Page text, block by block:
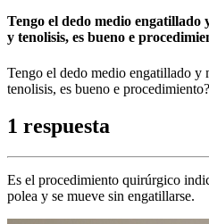
Tengo el dedo medio engatillado
y tenolisis, es bueno e
Tengo el dedo medio engatillado y
tenolisis, es bueno e procedimiento?
1 respuesta
Es el procedimiento quirúrgico
polea y se mueve sin engatillarse.